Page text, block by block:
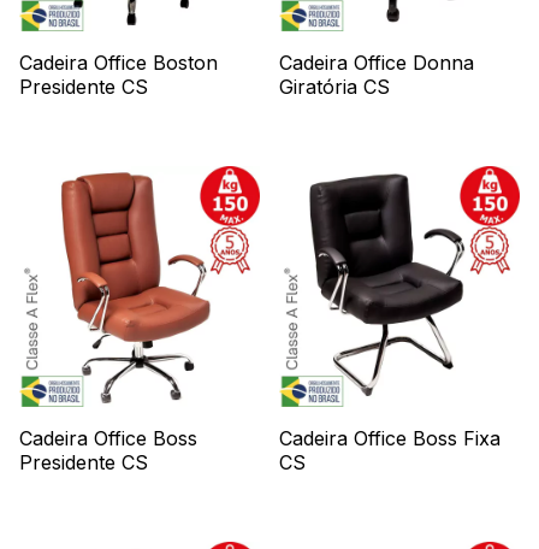
Cadeira Office Boston
Presidente CS
Cadeira Office Donna
Giratória CS
Cadeira Office Boss
Presidente CS
Cadeira Office Boss Fixa
CS